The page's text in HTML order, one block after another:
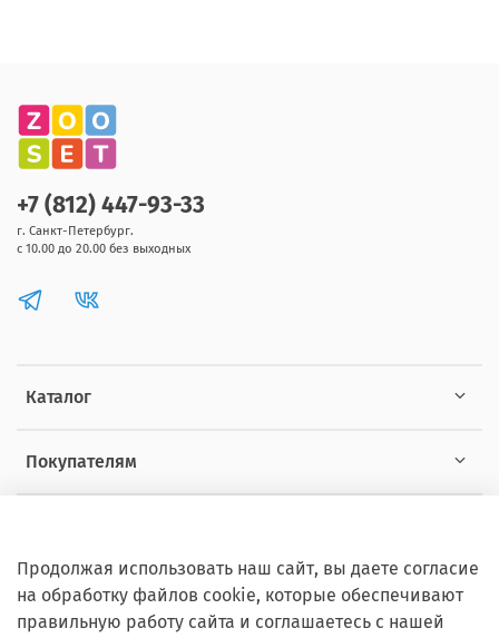
Каталог
Покупателям
+7 (812) 447-93-33
г. Санкт-Петербург.
с 10.00 до 20.00 без выходных
Продолжая использовать наш сайт, вы даете согласие
на обработку файлов cookie, которые обеспечивают
правильную работу сайта и соглашаетесь с нашей